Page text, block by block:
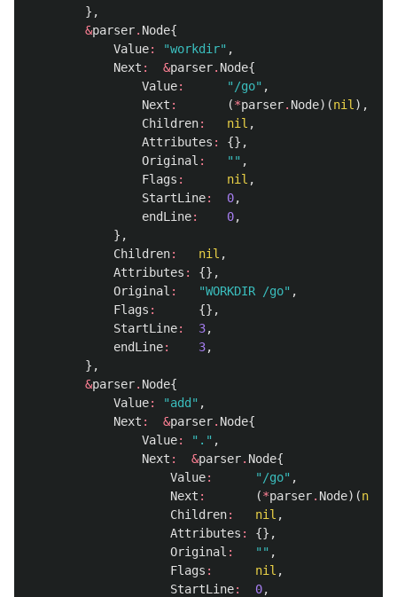
},
&parser. Node{
Value: "workdir" ,
Next : &parser. Node{
Value: "/go" ,
Next : (*parser. Node)(nil ),
Children: nil ,
Attributes :
{},
Original : "" ,
Flags : nil ,
StartLine: 0,
endLine: 0,
},
Children: nil ,
Attributes :
{},
Original : "WORKDIR /go" ,
Flags :
{},
StartLine: 3,
endLine: 3,
},
&parser. Node{
Value: "add" ,
Next : &parser. Node{
Value: "." ,
Next : &parser. Node{
Value: "/go" ,
Next : (*parser. Node)(nil
Children: nil ,
Attributes :
{},
Original : "" ,
Flags : nil ,
StartLine: 0,